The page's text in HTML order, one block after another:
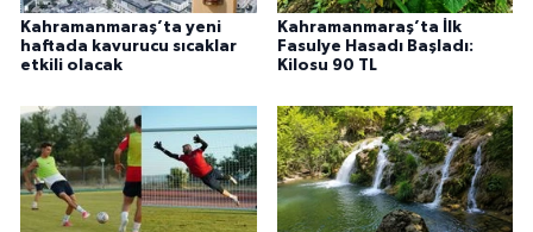
Kahramanmaraş’ta yeni
haftada kavurucu sıcaklar
etkili olacak
Kahramanmaraş’ta İlk
Fasulye Hasadı Başladı:
Kilosu 90 TL